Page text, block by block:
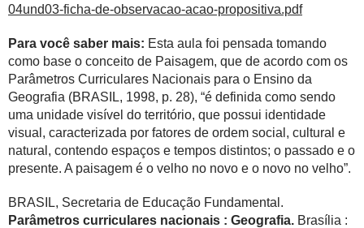
04und03-ficha-de-observacao-acao-propositiva.pdf
Para você saber mais: Esta aula foi pensada tomando
como base o conceito de Paisagem, que de acordo com os
Parâmetros Curriculares Nacionais para o Ensino da
Geografia (BRASIL, 1998, p. 28), “é definida como sendo
uma unidade visível do território, que possui identidade
visual, caracterizada por fatores de ordem social, cultural e
natural, contendo espaços e tempos distintos; o passado e o
presente. A paisagem é o velho no novo e o novo no velho”.
BRASIL, Secretaria de Educação Fundamental.
Parâmetros curriculares nacionais : Geografia. Brasília :